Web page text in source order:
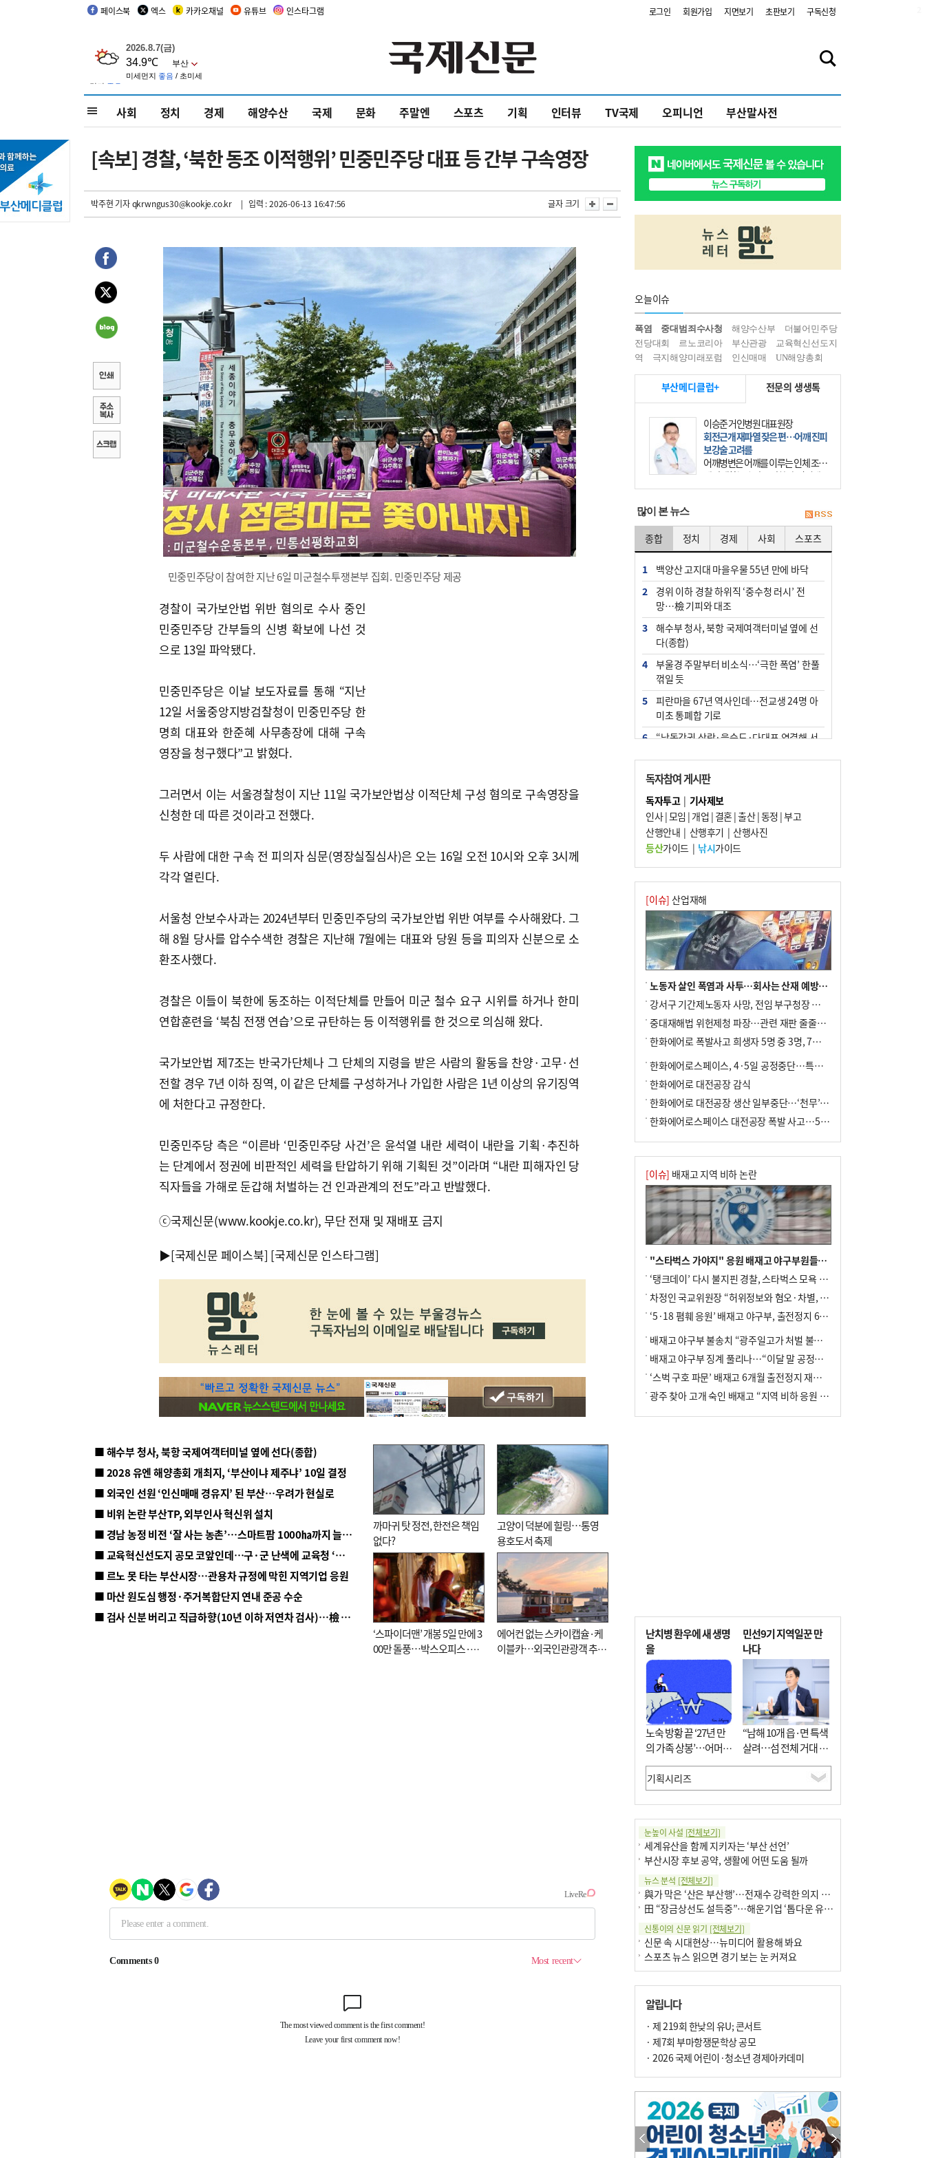
페이스북 엑스 카카오채널 유튜브 인스타그램 로그인 회원가입 지면보기 초판보기 구독신청
사회 정치 경제 해양수산 국제 문화 주말엔 스포츠 기획 인터뷰 TV국제 오피니언 부산말사전
[속보] 경찰, ‘북한 동조 이적행위’ 민중민주당 대표 등 간부 구속영장
박주현 기자qkrwngus30@kookje.co.kr | 입력 : 2026-06-13 16:47:56 글자 크기
민중민주당이 참여한 지난 6일 미군철수투쟁본부 집회. 민중민주당 제공
경찰이 국가보안법 위반 혐의로 수사 중인
민중민주당 간부들의 신병 확보에 나선 것
으로 13일 파악됐다.
민중민주당은 이날 보도자료를 통해 “지난
12일 서울중앙지방검찰청이 민중민주당 한
명희 대표와 한준혜 사무총장에 대해 구속
영장을 청구했다”고 밝혔다.
그러면서 이는 서울경찰청이 지난 11일 국가보안법상 이적단체 구성 혐의로 구속영장을
신청한 데 따른 것이라고 전했다.
두 사람에 대한 구속 전 피의자 심문(영장실질심사)은 오는 16일 오전 10시와 오후 3시께
각각 열린다.
서울청 안보수사과는 2024년부터 민중민주당의 국가보안법 위반 여부를 수사해왔다. 그
해 8월 당사를 압수수색한 경찰은 지난해 7월에는 대표와 당원 등을 피의자 신분으로 소
환조사했다.
경찰은 이들이 북한에 동조하는 이적단체를 만들어 미군 철수 요구 시위를 하거나 한미
연합훈련을 ‘북침 전쟁 연습’으로 규탄하는 등 이적행위를 한 것으로 의심해 왔다.
국가보안법 제7조는 반국가단체나 그 단체의 지령을 받은 사람의 활동을 찬양·고무·선
전할 경우 7년 이하 징역, 이 같은 단체를 구성하거나 가입한 사람은 1년 이상의 유기징역
에 처한다고 규정한다.
민중민주당 측은 “이른바 ‘민중민주당 사건’은 윤석열 내란 세력이 내란을 기획·추진하
는 단계에서 정권에 비판적인 세력을 탄압하기 위해 기획된 것”이라며 “내란 피해자인 당
직자들을 가해로 둔갑해 처벌하는 건 인과관계의 전도”라고 반발했다.
ⓒ국제신문(www.kookje.co.kr), 무단 전재 및 재배포 금지
▶[국제신문 페이스북] [국제신문 인스타그램]
■ 해수부 청사, 북항 국제여객터미널 옆에 선다(종합)
■ 2028 유엔 해양총회 개최지, ‘부산이냐 제주냐’ 10일 결정
■ 외국인 선원 ‘인신매매 경유지’ 된 부산…우려가 현실로
■ 비위 논란 부산TP, 외부인사 혁신위 설치
■ 경남 농정 비전 ‘잘 사는 농촌’…스마트팜 1000㏊까지 늘린다
■ 교육혁신선도지 공모 코앞인데…구·군 난색에 교육청 ‘쩔쩔’
■ 르노 못 타는 부산시장…관용차 규정에 막힌 지역기업 응원
■ 마산 원도심 행정·주거복합단지 연내 준공 수순
■ 검사 신분 버리고 직급하향(10년 이하 저연차 검사)…檢 중수청행 기피
까마귀 탓 정전, 한전은 책임
없다?
고양이 덕분에 힐링…통영
용호도서 축제
‘스파이더맨’ 개봉 5일 만에 3
00만 돌풍…박스오피스·예
에어컨 없는 스카이캡슐·케
이블카…외국인관광객 추억
오늘이슈
폭염 중대범죄수사청 해양수산부
더불어민주당
전당대회
르노코리아 부산관광
교육혁신선도지
역
극지해양미래포럼 인신매매 UN해양총회
부산메디클럽+ 전문의 생생톡
이승준 거인병원 대표원장
회전근개 재파열 잦은 편…어깨 진피
보강술 고려를
어깨병변은 어깨를 이루는 인체 조직
에 발생하는 손상을 말한다. 여기에
는 오십견과 회전근개 증후군, 어깨
많이 본 뉴스
종합 정치 경제 사회 스포츠
1
백양산 고지대 마을우물 55년 만에 바닥
2
경위 이하 경찰 하위직 ‘중수청 러시’ 전
망…檢 기피와 대조
3
해수부 청사, 북항 국제여객터미널 옆에 선
다(종합)
4
부울경 주말부터 비소식…‘극한 폭염’ 한풀
꺾일 듯
5
피란마을 67년 역사인데…전교생 24명 아
미초 통폐합 기로
6
“낙동강권 삼락·을숙도·다대포 연결해 서
7
오늘의 날씨- 2026년 8월 7일
8
[사설] 해수부 신청사 북항으로 확정, 해양
수도 도약의 전환점
9
외국인 선원 ‘인신매매 경유지’ 된 부산…
우려가 현실로
10 르노 못 타는 부산시장…관용차 규정에 막
힌 지역기업 응원
독자참여 게시판
독자투고| 기사제보
인사|모임 | 개업 | 결혼|출산|동정 |부고
산행안내 | 산행후기 | 산행사진
등산가이드| 낚시가이드
[이슈] 산업재해
노동자 살인 폭염과 사투…회사는 산재 예방·전기료 절감 전력
강서구 기간제노동자 사망, 전임 부구청장 檢 송치
중대재해법 위헌제청 파장…관련 재판 줄줄이 브레이크
한화에어로 폭발사고 희생자 5명 중 3명, 7일 영면
한화에어로스페이스, 4·5일 공정중단…특별 안전점검
한화에어로 대전공장 감식
한화에어로 대전공장 생산 일부중단…‘천무’ 수출 비상
한화에어로스페이스 대전공장 폭발 사고…5명 사망·2명 부상(종합)
[이슈] 배재고 지역 비하 논란
"스타벅스 가야지" 응원 배재고 야구부원들, 학교서 징계 처분
‘탱크데이’ 다시 불지핀 경찰, 스타벅스 모욕 혐의 압수수색
차정인 국교위원장 “허위정보와 혐오·차별, 학교 교실까지 유입"
‘5·18 폄훼 응원’ 배재고 야구부, 출전정지 6개월→1개월 감경
배재고 야구부 불송치 “광주일고가 처벌 불원 의사 표해”
배재고 야구부 징계 풀리나…“이달 말 공정위서 재심의”
‘스벅 구호 파문’ 배재고 6개월 출전정지 재심 신청키로
광주 찾아 고개 숙인 배재고 “지역 비하 응원 잘못”(종합)
난치병 환우에 새 생명
을
노숙 방황 끝 ‘27년 만
의 가족 상봉’…어머니
와 행복 꿈꿔
민선9기 지역일꾼 만
나다
“남해 10개 읍·면 특색
살려…섬 전체 거대 정
원으로 조성”
눈높이 사설 [전체보기]
세계유산을 함께 지키자는 ‘부산 선언’
부산시장 후보 공약, 생활에 어떤 도움 될까
뉴스 분석 [전체보기]
與가 막은 ‘산은 부산행’…전재수 강력한 의지 표명 없인 공염불
田 “장금상선도 설득중”…해운기업 ‘톱다운 유치전’ 가속
신통이의 신문 읽기 [전체보기]
신문 속 시대현상…뉴미디어 활용해 봐요
스포츠 뉴스 읽으면 경기 보는 눈 커져요
구·군 승진 축하화분 관행 없애자니 소상공인 울상
팩트체크[전체보기]
의령 한우산 털중나리
한 손 뉴스[전체보기]
시민이 개발한 폭염 대응 앱 ‘그늘로’ 길안내 지도 등 인기
골목 맛집 발굴 고메 셀렉션…부산시, 페스티벌 시월 연계
알립니다
· 제 219회 한낮의 유U; 콘서트
· 제7회 부마항쟁문학상 공모
· 2026 국제 어린이·청소년 경제아카데미